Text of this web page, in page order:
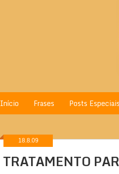
Início Frases Posts Especiais
18.8.09
TRATAMENTO